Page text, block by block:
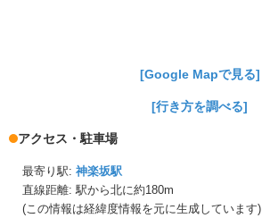
[Google Mapで見る]
[行き方を調べる]
アクセス・駐車場
最寄り駅: 神楽坂駅
直線距離: 駅から北に約180m
(この情報は経緯度情報を元に生成しています)